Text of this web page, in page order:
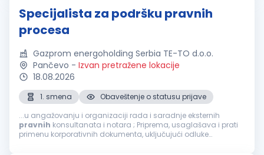
Specijalista za podršku pravnih
procesa
Gazprom energoholding Serbia TE-TO d.o.o.
Pančevo - Izvan pretražene lokacije
18.08.2026
1. smena
Obaveštenje o statusu prijave
...u angažovanju i organizaciji rada i saradnje eksternih
pravnih konsultanata i notara ; Priprema, usaglašava i prati
primenu korporativnih dokumenta, uključujući odluke